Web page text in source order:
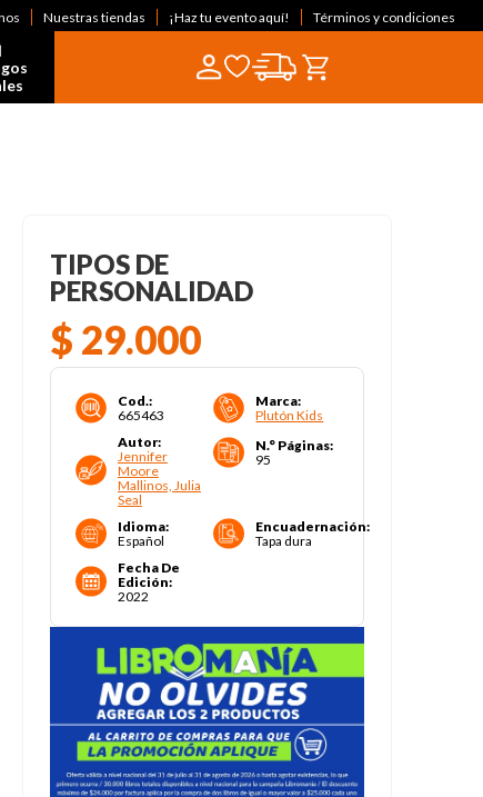
Nuestras tiendas ¡Haz tu evento aquí! Términos y condiciones
TIPOS DE
PERSONALIDAD
$ 29.000
Cod.:
665463
Marca:
Plutón Kids
Autor:
Jennifer
Moore
Mallinos, Julia
Seal
N.° Páginas:
95
Idioma:
Español
Encuadernación:
Tapa dura
Fecha De
Edición:
2022